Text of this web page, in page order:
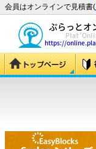
会員はオンラインで見積書(